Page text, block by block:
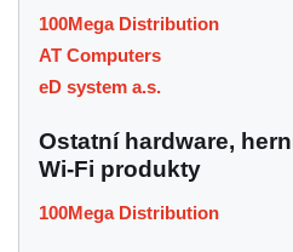
100Mega Distribution
AT Computers
eD system a.s.
Ostatní hardware,
Wi-Fi produkty
100Mega Distribution